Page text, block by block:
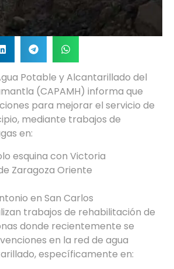
Potable y Alcantarillado del
(CAPAMH) informa que
para mejorar el servicio de
mediante trabajos de
en:
esquina con Victoria
Zaragoza Oriente
en San Carlos
trabajos de rehabilitación de
donde recientemente se
en la red de agua
específicamente en: